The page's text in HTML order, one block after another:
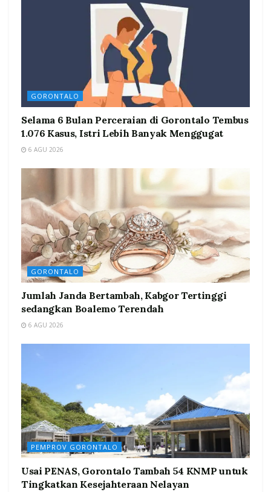
GORONTALO
Selama 6 Bulan Perceraian di Gorontalo Tembus
1.076 Kasus, Istri Lebih Banyak Menggugat
6 AGU 2026
GORONTALO
Jumlah Janda Bertambah, Kabgor Tertinggi
sedangkan Boalemo Terendah
6 AGU 2026
PEMPROV GORONTALO
Usai PENAS, Gorontalo Tambah 54 KNMP untuk
Tingkatkan Kesejahteraan Nelayan